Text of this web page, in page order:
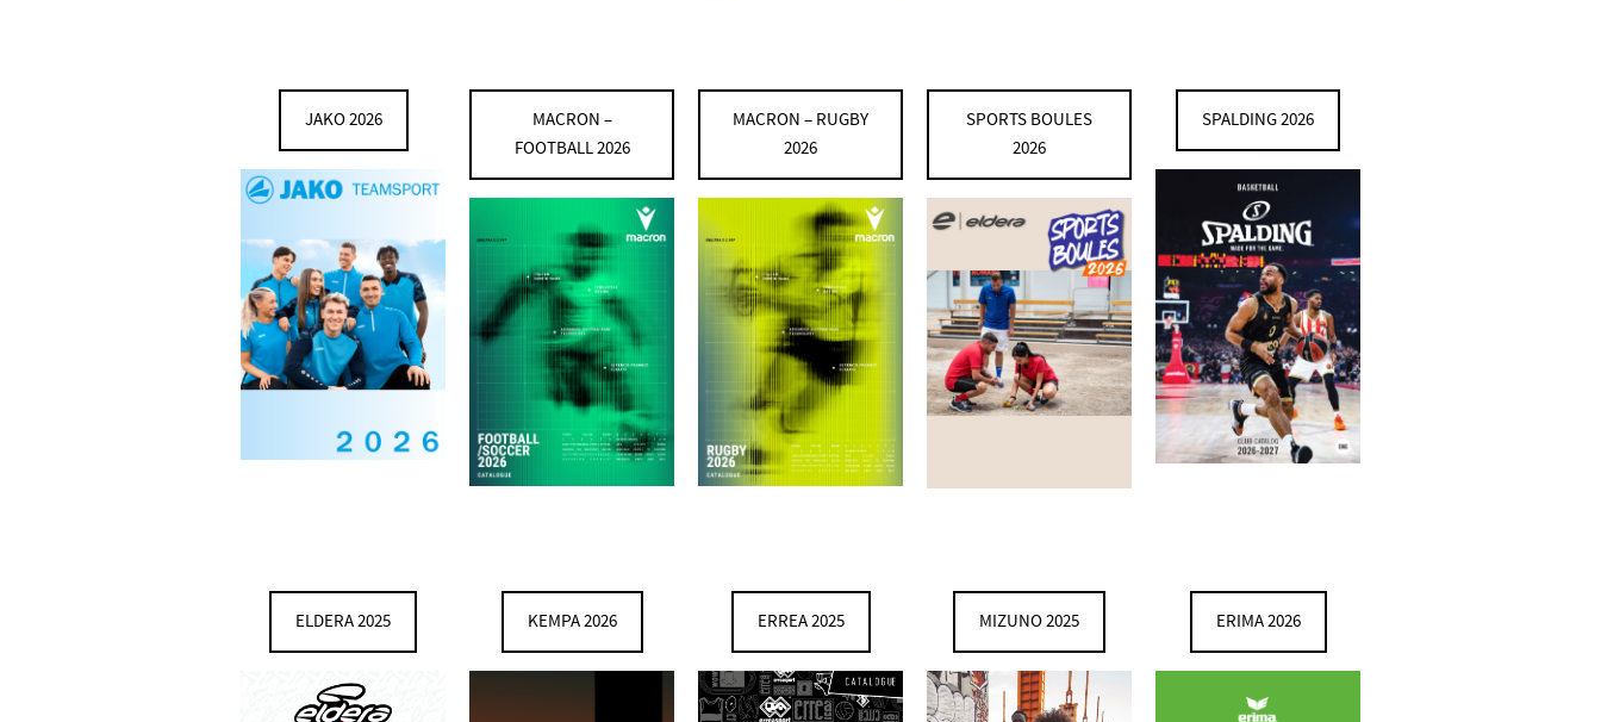
JAKO 2026
MACRON –
FOOTBALL 2026
MACRON – RUGBY
2026
SPORTS BOULES
2026
SPALDING 2026
ELDERA 2025 KEMPA 2026 ERREA 2025 MIZUNO 2025 ERIMA 2026